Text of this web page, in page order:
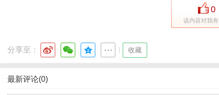
0
该内容对我
分享至： 收藏
最新评论(0)